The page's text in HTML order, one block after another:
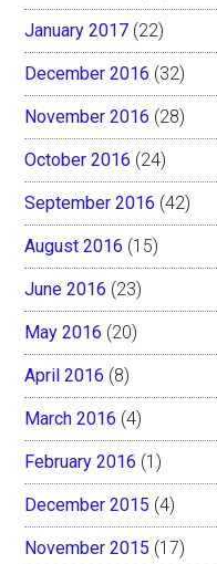
January 2017 (22)
December 2016 (32)
November 2016 (28)
October 2016 (24)
September 2016 (42)
August 2016 (15)
June 2016 (23)
May 2016 (20)
April 2016 (8)
March 2016 (4)
February 2016 (1)
December 2015 (4)
November 2015 (17)